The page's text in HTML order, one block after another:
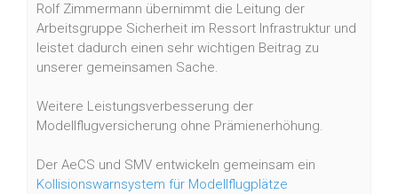
Rolf Zimmermann übernimmt die Leitung der
Arbeitsgruppe Sicherheit im Ressort Infrastruktur und
leistet dadurch einen sehr wichtigen Beitrag zu
unserer gemeinsamen Sache.
Weitere Leistungsverbesserung der
Modellflugversicherung ohne Prämienerhöhung.
Der AeCS und SMV entwickeln gemeinsam ein
Kollisionswarnsystem für Modellflugplätze